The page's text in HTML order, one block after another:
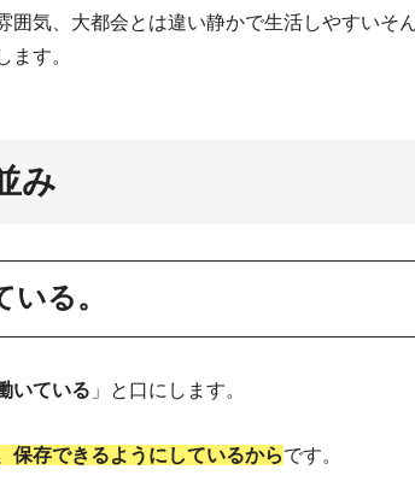
トルコ国内
気、大都会とは違い静かで生活しやすいそ
ます。
み
る。
いている 」と口にします。
保存できるようにしているからです。